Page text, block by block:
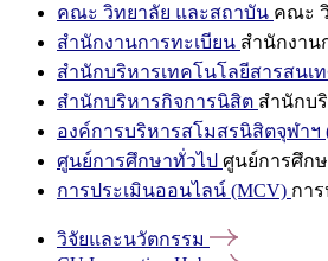
คณะ วิทยาลัย และสถาบัน คณะ
สำนักงานการทะเบียน สำนักงาน
สำนักบริหารเทคโนโลยีสารสนเ
สำนักบริหารกิจการนิสิต สำนักบ
องค์การบริหารสโมสรนิสิตจุฬาฯ
ศูนย์การศึกษาทั่วไป ศูนย์การศึก
การประเมินออนไลน์ (MCV) กา
วิจัยและนวัตกรรม